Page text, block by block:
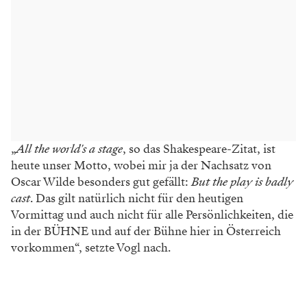
„All the world's a stage, so das Shakespeare-Zitat, ist
heute unser Motto, wobei mir ja der Nachsatz von
Oscar Wilde besonders gut gefällt:But the play is badly
cast. Das gilt natürlich nicht für den heutigen
Vormittag und auch nicht für alle Persönlichkeiten, die
in der BÜHNE und auf der Bühne hier in Österreich
vorkommen“, setzte Vogl nach.